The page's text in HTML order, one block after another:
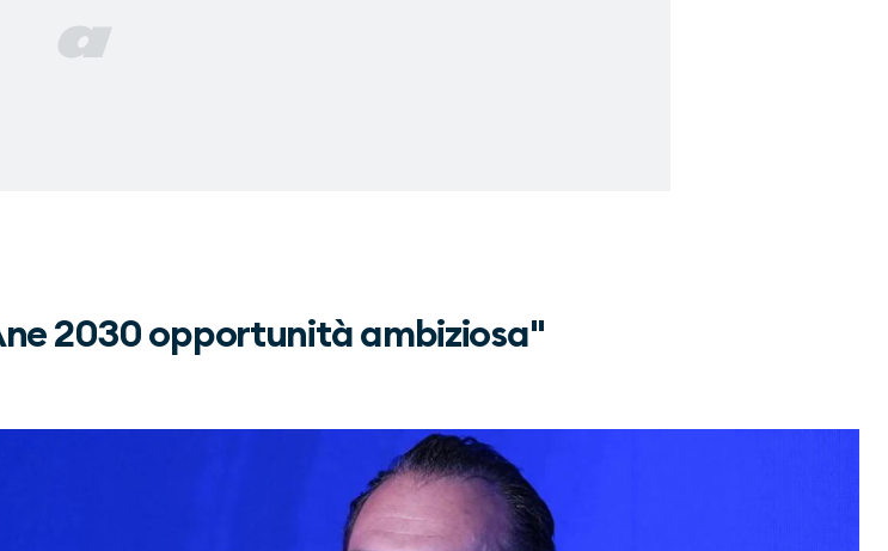
2030 opportunità ambiziosa"